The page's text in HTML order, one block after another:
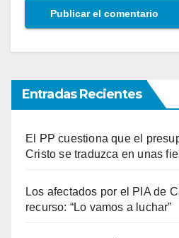
Entradas Recientes
El PP cuestiona que el
Cristo se traduzca en unas
Los afectados por el PIA de
recurso: “Lo vamos a luchar”